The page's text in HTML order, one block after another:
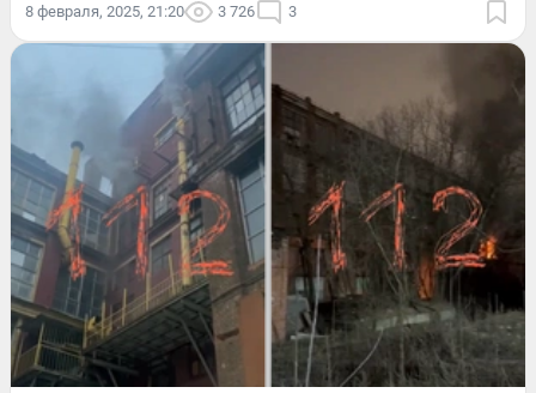
8 февраля, 2025, 21:20 3 726 3